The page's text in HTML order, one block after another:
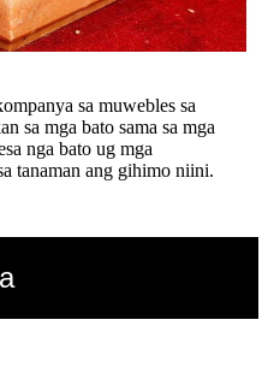
sa muwebles sa
sa mga bato sama sa mga
nga bato ug mga
tanaman ang gihimo niini.